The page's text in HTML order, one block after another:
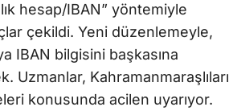
hesap/IBAN” yöntemiyle
çekildi. Yeni düzenlemeyle,
IBAN bilgisini başkasına
Uzmanlar, Kahramanmaraşlıları
konusunda acilen uyarıyor.